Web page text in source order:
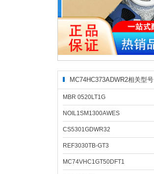
MC74HC373ADWR2相关型号
MBR 0520LT1G
NOIL1SM1300AWES
CS5301GDWR32
REF3030TB-GT3
MC74VHC1GT50DFT1